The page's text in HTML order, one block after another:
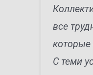
все
которые
С теми